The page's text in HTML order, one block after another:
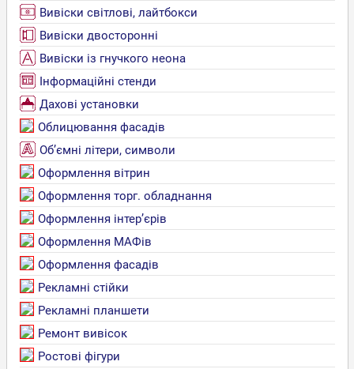
Вивіски світлові, лайтбокси
Вивіски двосторонні
Вивіски із гнучкого неона
Інформаційні стенди
Дахові установки
Облицювання фасадів
Об’ємні літери, символи
Оформлення вітрин
Оформлення торг. обладнання
Оформлення інтер’єрів
Оформлення МАФів
Оформлення фасадів
Рекламні стійки
Рекламні планшети
Ремонт вивісок
Ростові фігури